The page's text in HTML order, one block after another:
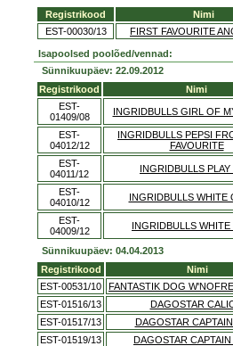
Registrikood Nimi
EST-00030/13
FIRST FAVOURITE
Isapoolsed poolõed/vennad:
Sünnikuupäev: 22.09.2012
Registrikood
Nimi
EST-
01409/08
INGRIDBULLS GIRL OF
EST-
04012/12
INGRIDBULLS PEPSI
FAVOURITE
EST-
04011/12
INGRIDBULLS PLAY
EST-
04010/12
INGRIDBULLS WHITE
EST-
04009/12
INGRIDBULLS WHITE
Sünnikuupäev: 04.04.2013
Registrikood
Nimi
EST-00531/10
FANTASTIK DOG
EST-01516/13
DAGOSTAR
EST-01517/13
DAGOSTAR
EST-01519/13
DAGOSTAR